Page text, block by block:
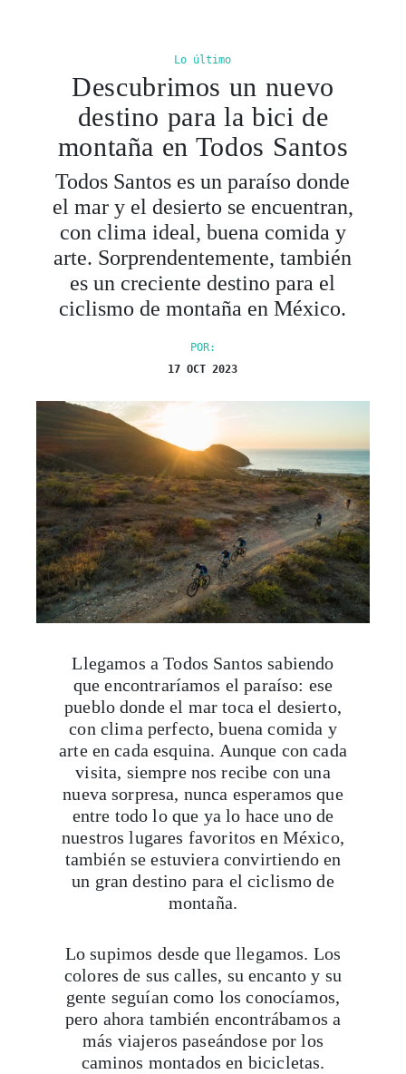
Lo último
Descubrimos un nuevo
destino para la bici de
montaña en Todos Santos
Todos Santos es un paraíso donde
el mar y el desierto se encuentran,
con clima ideal, buena comida y
arte. Sorprendentemente, también
es un creciente destino para el
ciclismo de montaña en México.
POR:
17 OCT 2023
Llegamos a Todos Santos sabiendo
que encontraríamos el paraíso: ese
pueblo donde el mar toca el desierto,
con clima perfecto, buena comida y
arte en cada esquina. Aunque con cada
visita, siempre nos recibe con una
nueva sorpresa, nunca esperamos que
entre todo lo que ya lo hace uno de
nuestros lugares favoritos en México,
también se estuviera convirtiendo en
un gran destino para el ciclismo de
montaña.
Lo supimos desde que llegamos. Los
colores de sus calles, su encanto y su
gente seguían como los conocíamos,
pero ahora también encontrábamos a
más viajeros paseándose por los
caminos montados en bicicletas.